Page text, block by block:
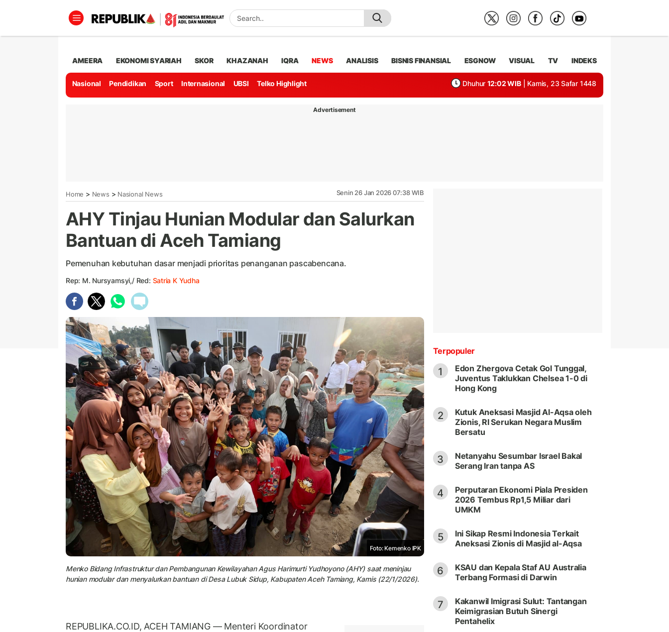
AMEERA EKONOMI SYARIAH SKOR KHAZANAH IQRA NEWS ANALISIS BISNIS FINANSIAL ESGNOW VISUAL TV INDEKS
Nasional Pendidikan Sport Internasional UBSI Telko Highlight Dhuhur 12:02 WIB | Kamis, 23 Safar 1448
Advertisement
Home > News > Nasional News Senin 26 Jan 2026 07:38 WIB
AHY Tinjau Hunian Modular dan Salurkan
Bantuan di Aceh Tamiang
Pemenuhan kebutuhan dasar menjadi prioritas penanganan pascabencana.
Rep: M. Nursyamsyi,/ Red: Satria K Yudha
Foto: Kemenko IPK
Menko Bidang Infrastruktur dan Pembangunan Kewilayahan Agus Harimurti Yudhoyono (AHY) saat meninjau
hunian modular dan menyalurkan bantuan di Desa Lubuk Sidup, Kabupaten Aceh Tamiang, Kamis (22/1/2026).
REPUBLIKA.CO.ID, ACEH TAMIANG — Menteri Koordinator
Terpopuler
1
Edon Zhergova Cetak Gol Tunggal,
Juventus Taklukkan Chelsea 1-0 di
Hong Kong
2
Kutuk Aneksasi Masjid Al-Aqsa oleh
Zionis, RI Serukan Negara Muslim
Bersatu
3
Netanyahu Sesumbar Israel Bakal
Serang Iran tanpa AS
4
Perputaran Ekonomi Piala Presiden
2026 Tembus Rp1,5 Miliar dari
UMKM
5
Ini Sikap Resmi Indonesia Terkait
Aneksasi Zionis di Masjid al-Aqsa
6
KSAU dan Kepala Staf AU Australia
Terbang Formasi di Darwin
7
Kakanwil Imigrasi Sulut: Tantangan
Keimigrasian Butuh Sinergi
Pentahelix